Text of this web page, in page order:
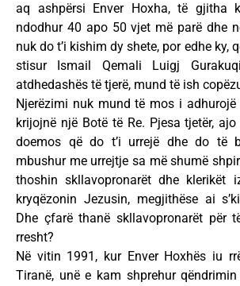
aq ashpërsi Enver Hoxha, të gjitha
ndodhur 40 apo 50 vjet më parë dhe
nuk do t’i kishim dy shete, por edhe ky,
stisur Ismail Qemali Luigj
atdhedashës të tjerë, mund të ish
Njerëzimi nuk mund të mos i
krijojnë një Botë të Re. Pjesa tjetër,
doemos që do t’i urrejë dhe do të
mbushur me urrejtje sa më shumë
thoshin skllavopronarët dhe klerikët
kryqëzonin Jezusin, megjithëse ai
Dhe çfarë thanë skllavopronarët për
rresht?
Në vitin 1991, kur Enver Hoxhës iu
Tiranë, unë e kam shprehur